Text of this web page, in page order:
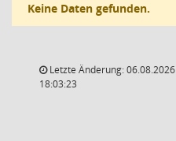
Keine Daten gefunden.
Letzte Änderung: 06.08.2026
18:03:23